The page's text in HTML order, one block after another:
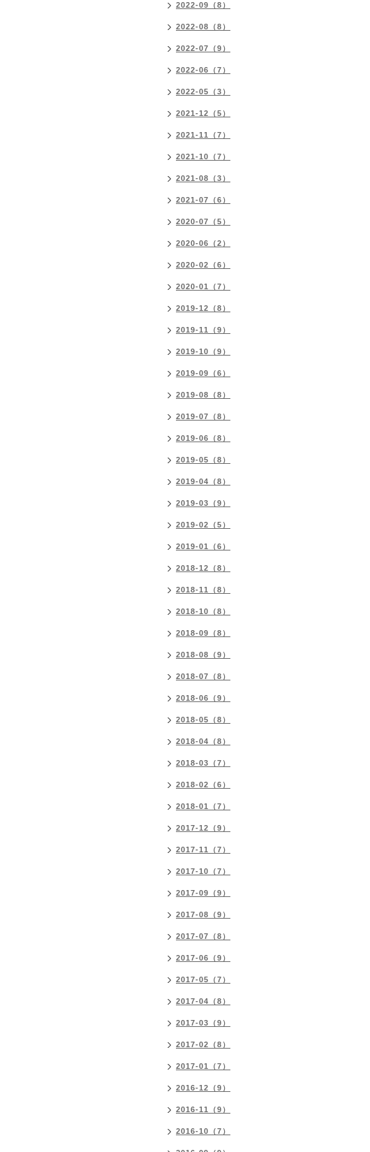
2022-09（8）
2022-08（8）
2022-07（9）
2022-06（7）
2022-05（3）
2021-12（5）
2021-11（7）
2021-10（7）
2021-08（3）
2021-07（6）
2020-07（5）
2020-06（2）
2020-02（6）
2020-01（7）
2019-12（8）
2019-11（9）
2019-10（9）
2019-09（6）
2019-08（8）
2019-07（8）
2019-06（8）
2019-05（8）
2019-04（8）
2019-03（9）
2019-02（5）
2019-01（6）
2018-12（8）
2018-11（8）
2018-10（8）
2018-09（8）
2018-08（9）
2018-07（8）
2018-06（9）
2018-05（8）
2018-04（8）
2018-03（7）
2018-02（6）
2018-01（7）
2017-12（9）
2017-11（7）
2017-10（7）
2017-09（9）
2017-08（9）
2017-07（8）
2017-06（9）
2017-05（7）
2017-04（8）
2017-03（9）
2017-02（8）
2017-01（7）
2016-12（9）
2016-11（9）
2016-10（7）